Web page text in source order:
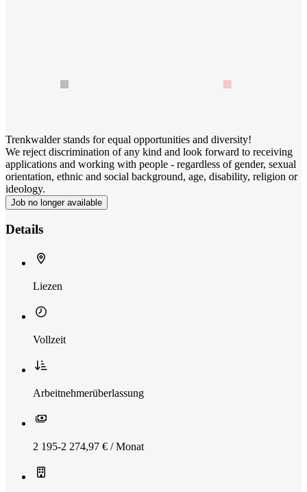
Trenkwalder stands for equal opportunities and diversity!
We reject discrimination of any kind and look forward to receiving
applications and working with people - regardless of gender, sexual
orientation, ethnic and social background, age, disability, religion or
ideology.
Job no longer available
Details
Liezen
Vollzeit
Arbeitnehmerüberlassung
2 195-2 274,97 € / Monat